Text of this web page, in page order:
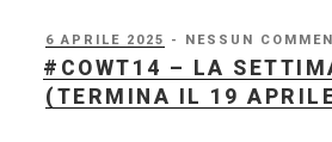
(?)”
PUBBLICATO
IL
6 APRILE 2025 - NESSUN
#COWT14 – LA
(TERMINA IL 19